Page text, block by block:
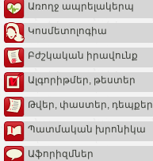
Առողջ ապրելակերպ
Կոսմետոլոգիա
Բժշկական իրավունք
Ալգորիթմեր, թեստեր
Թվեր, փաստեր, դեպքեր
Պատմական խրոնիկա
Աֆորիզմներ